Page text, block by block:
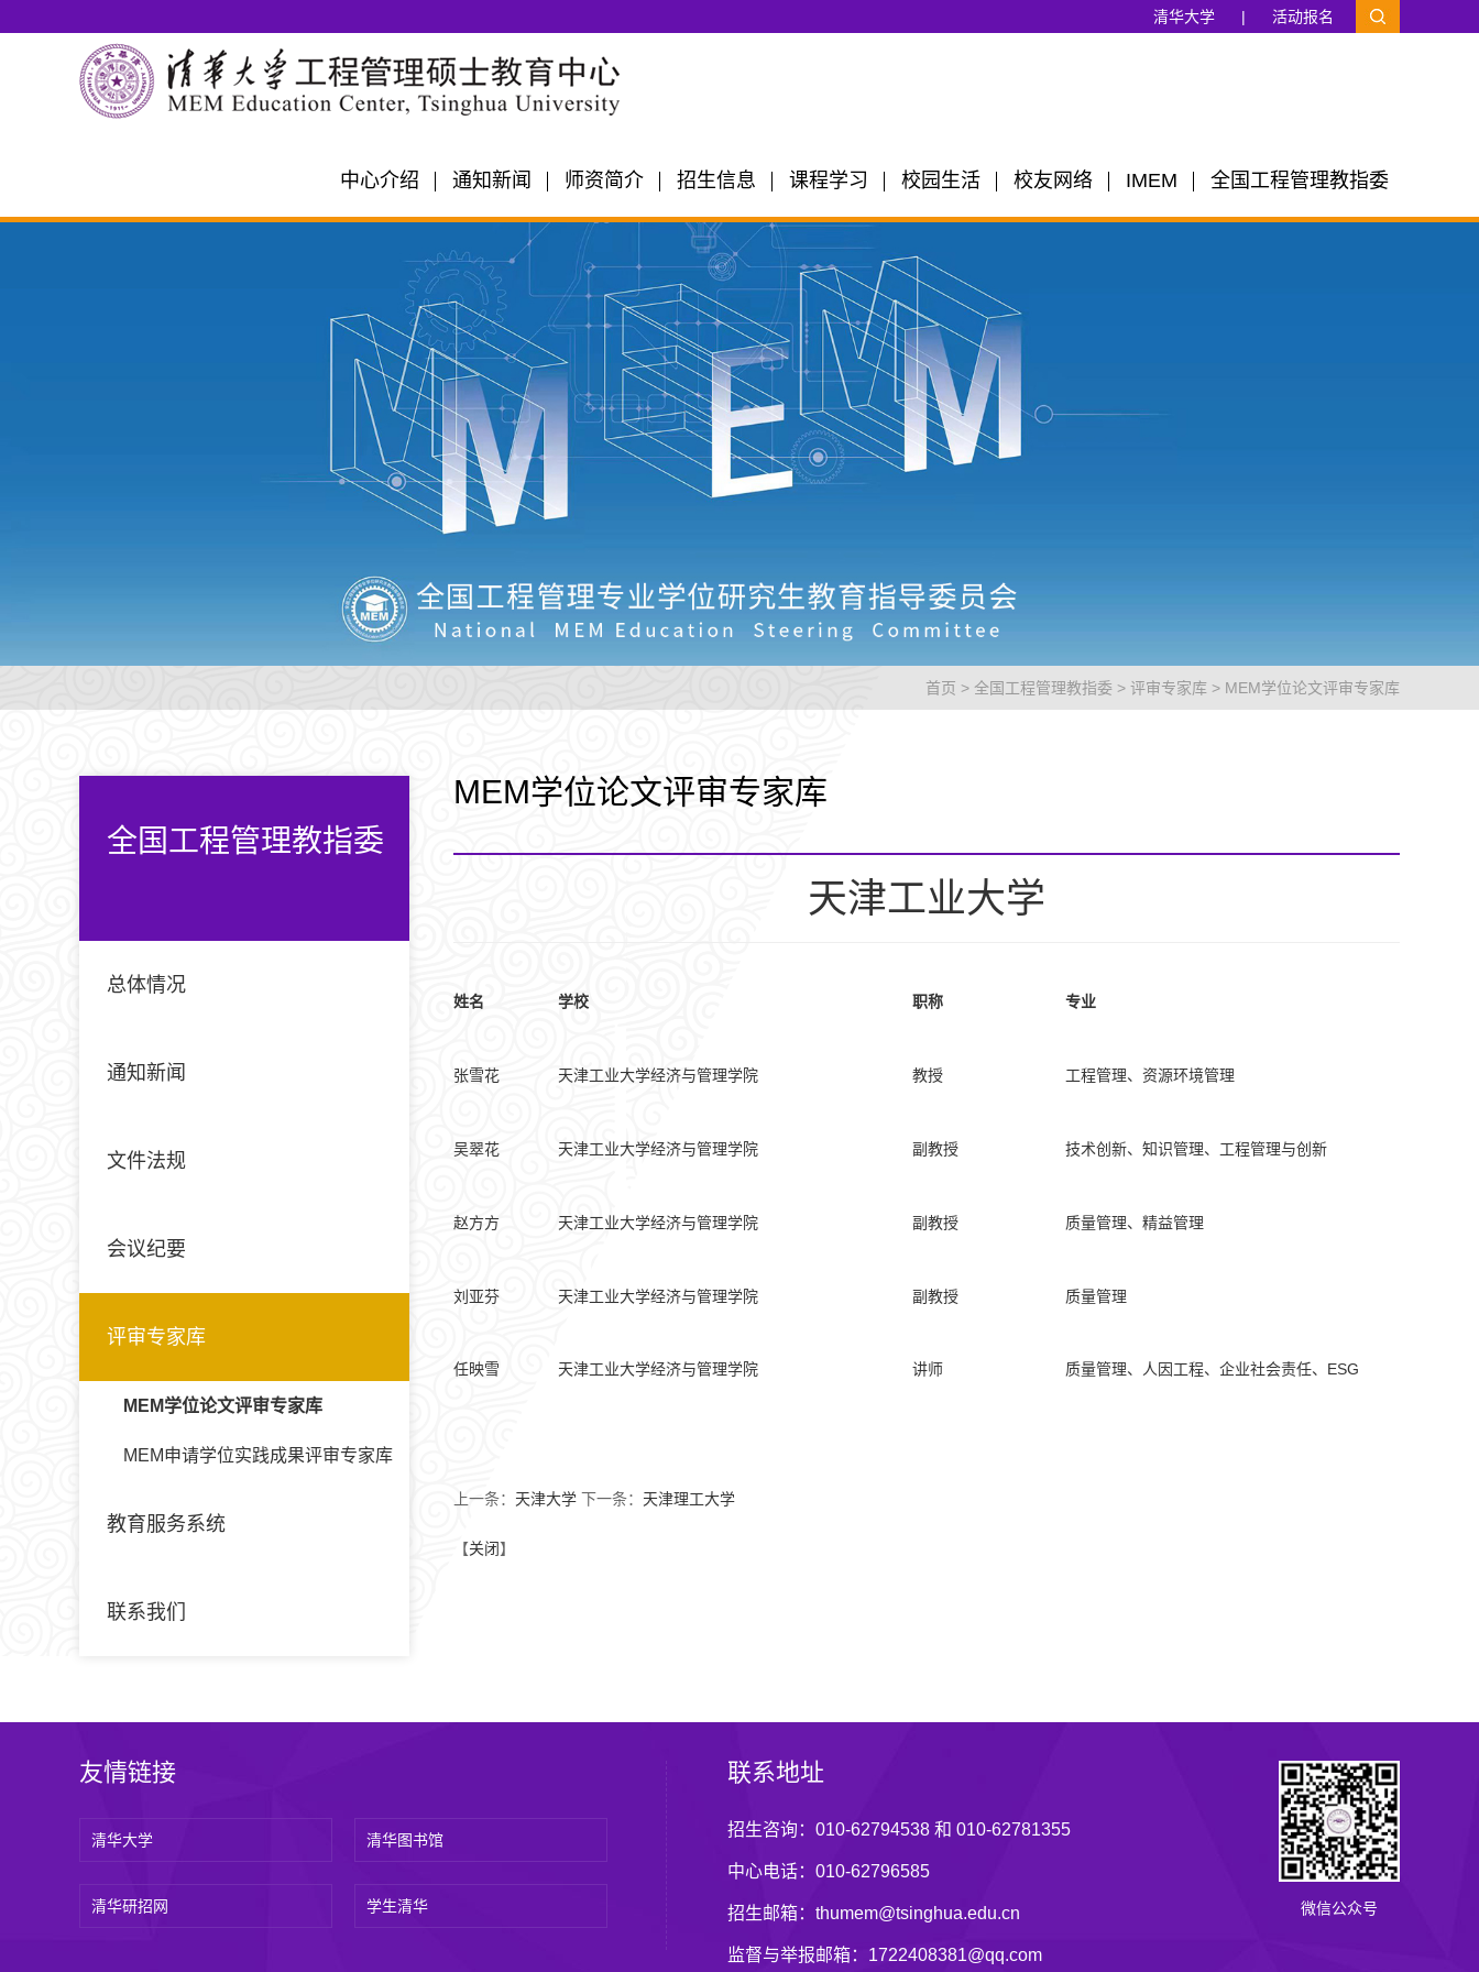
清华大学 | 活动报名
中心介绍 通知新闻 师资简介 招生信息 课程学习 校园生活 校友网络 IMEM 全国工程管理教指委
首页 > 全国工程管理教指委 > 评审专家库 > MEM学位论文评审专家库
全国工程管理教指委
总体情况
通知新闻
文件法规
会议纪要
评审专家库
MEM学位论文评审专家库
MEM申请学位实践成果评审专家库
教育服务系统
联系我们
MEM学位论文评审专家库
天津工业大学
姓名 学校 职称 专业
张雪花 天津工业大学经济与管理学院 教授 工程管理、资源环境管理
吴翠花 天津工业大学经济与管理学院 副教授 技术创新、知识管理、工程管理与创新
赵方方 天津工业大学经济与管理学院 副教授 质量管理、 精益管理
刘亚芬 天津工业大学经济与管理学院 副教授 质量管理
任映雪 天津工业大学经济与管理学院 讲师 质量管理、 人因工程、 企业社会责任、 ESG
上一条： 天津大学 下一条： 天津理工大学
【关闭】
友情链接
清华大学 清华图书馆
清华研招网 学生清华
联系地址
招生咨询：010-62794538 和 010-62781355
中心电话：010-62796585
招生邮箱：thumem@tsinghua.edu.cn
监督与举报邮箱：1722408381@qq.com
微信公众号